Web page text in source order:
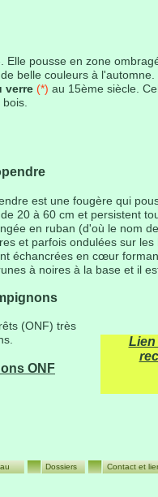
pousse en zone
belle couleurs à
verre (*) au 15ème siècle.
est une fougère qui
20 à 60 cm et persistent
en ruban (d'où le nom
et parfois ondulées sur les
échancrées en cœur
à noires à la base et il
(ONF) très
ONF
Dossiers Contact et
Lien